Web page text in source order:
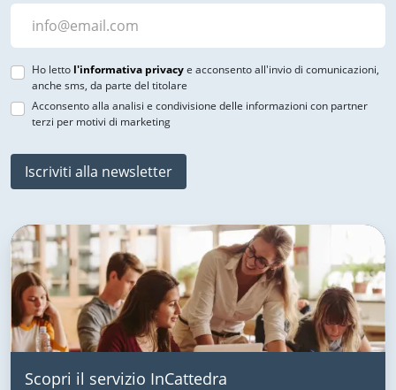
Ho letto l'informativa privacye acconsento all'invio di comunicazioni,
anche sms, da parte del titolare
Acconsento alla analisi e condivisione delle informazioni con partner
terzi per motivi di marketing
Iscriviti alla newsletter
Scopri il servizio InCattedra